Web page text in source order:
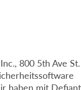
800 5th Ave St.
haben mit Defiant